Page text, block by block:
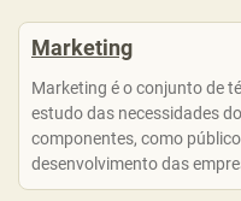
Marketing
Marketing é o conjunto de
estudo das necessidades
componentes, como
desenvolvimento das